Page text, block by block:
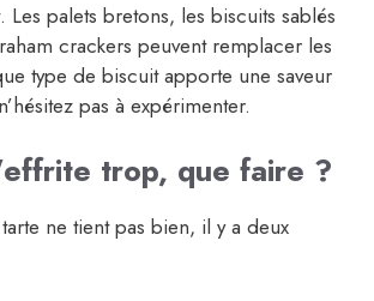
palets bretons, les biscuits sablés
crackers peuvent remplacer les
type de biscuit apporte une saveur
pas à expérimenter.
trop, que faire ?
ne tient pas bien, il y a deux